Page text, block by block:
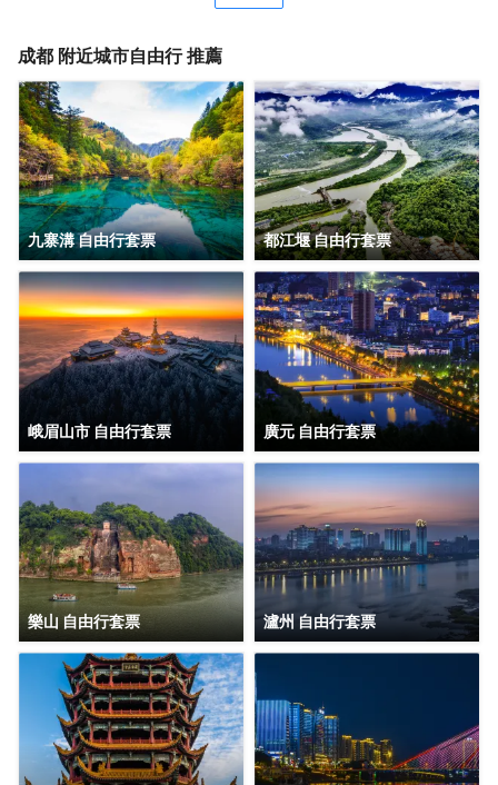
成都 附近城市自由行 推薦
九寨溝 自由行套票 都江堰 自由行套票
峨眉山市 自由行套票 廣元 自由行套票
樂山 自由行套票 瀘州 自由行套票